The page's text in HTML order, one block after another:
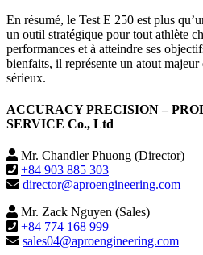
En résumé, le Test E 250 est plus
un outil stratégique pour tout athlète
performances et à atteindre ses
bienfaits, il représente un atout majeur
sérieux.
ACCURACY PRECISION –
SERVICE Co., Ltd
Mr. Chandler Phuong (Director)
+84 903 885 303
director@aproengineering.com
Mr. Zack Nguyen (Sales)
+84 774 168 999
sales04@aproengineering.com